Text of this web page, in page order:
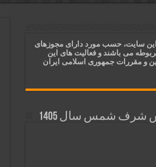
قویترین ذکر استجابت دعا و حاجت روایی |
دعای افزایش رزق و روزی و ثروتمند شدن | متن
سایت، حسب مورد دارای مجوزهای
می باشند و فعالیت های این
و مقررات جمهوری اسلامی ایران
شرف شمس سال 1405